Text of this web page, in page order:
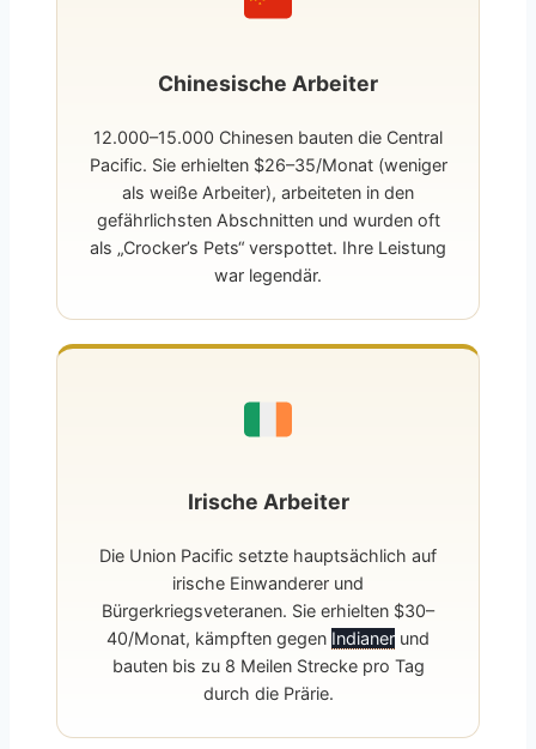
Chinesische Arbeiter
12.000–15.000 Chinesen bauten die Central
Pacific. Sie erhielten $26–35/Monat (weniger
als weiße Arbeiter), arbeiteten in den
gefährlichsten Abschnitten und wurden oft
als „Crocker’s Pets“ verspottet. Ihre Leistung
war legendär.
Irische Arbeiter
Die Union Pacific setzte hauptsächlich auf
irische Einwanderer und
Bürgerkriegsveteranen. Sie erhielten $30–
40/Monat, kämpften gegen Indianer und
bauten bis zu 8 Meilen Strecke pro Tag
durch die Prärie.